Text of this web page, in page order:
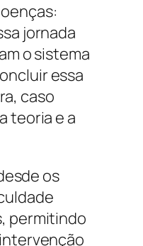
jornada
o sistema
essa
caso
teoria e a
os
permitindo